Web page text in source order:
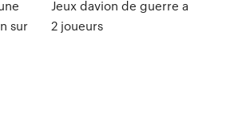
sur
Jeux davion de guerre a
2 joueurs